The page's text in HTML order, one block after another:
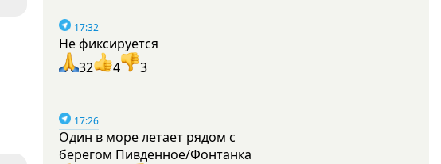
17:32
Не фиксируется
32
4 3
17:26
Один в море летает рядом с
берегом Пивденное/Фонтанка